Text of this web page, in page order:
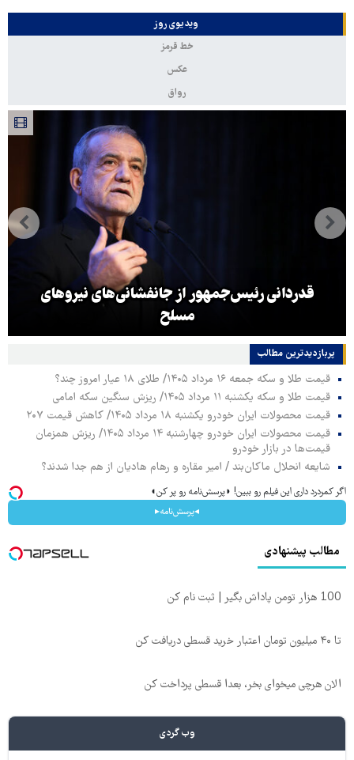
ویدیوی روز
خط قرمز
عکس
رواق
قدردانی رئیس‌جمهور از جانفشانی‌های نیروهای
مسلح
پربازدیدترین‌ مطالب
قیمت طلا و سکه جمعه ۱۶ مرداد ۱۴۰۵/ طلای ۱۸ عیار امروز چند؟
قیمت طلا و سکه یکشنبه ۱۱ مرداد ۱۴۰۵/ ریزش سنگین سکه امامی
قیمت محصولات ایران خودرو یکشنبه ۱۸ مرداد ۱۴۰۵/ کاهش قیمت ۲۰۷
قیمت محصولات ایران خودرو چهارشنبه ۱۴ مرداد ۱۴۰۵/ ریزش همزمان
قیمت‌ها در بازار خودرو
شایعه انحلال ماکان‌بند / امیر مقاره و رهام هادیان از هم جدا شدند؟
اگر کمردرد داری این فیلم رو ببین! ◗پرسش‌نامه رو پر کن◖
◂پرسش‌نامه▸
مطالب پیشنهادی
100 هزار تومن پاداش بگیر | ثبت نام کن
تا ۴۰ میلیون تومان اعتبار خرید قسطی دریافت کن
الان هرچی میخوای بخر، بعدا قسطی پرداخت کن
وب گردی